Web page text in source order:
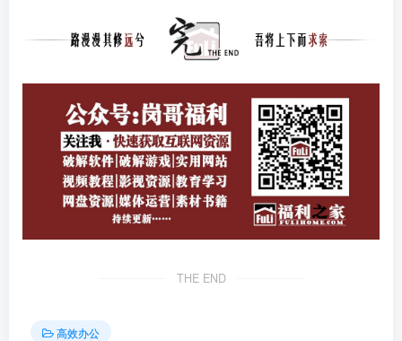
THE END
高效办公